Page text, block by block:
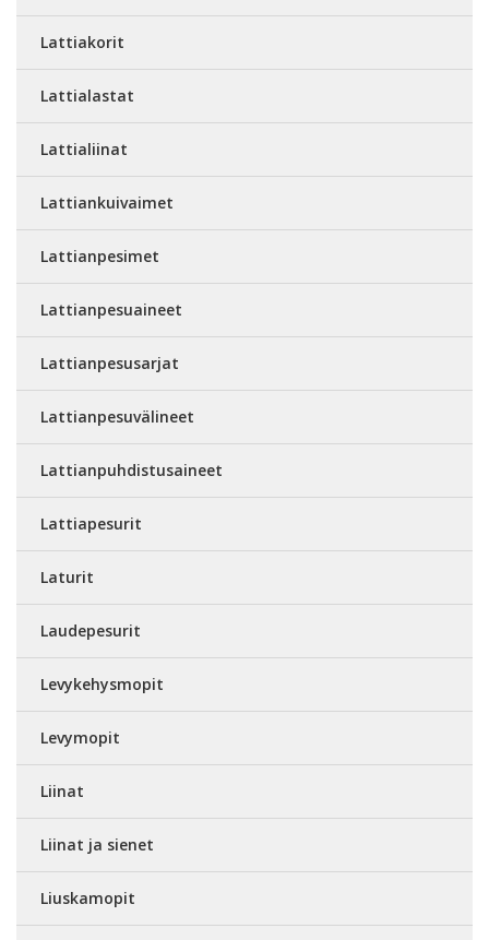
Lattiakorit
Lattialastat
Lattialiinat
Lattiankuivaimet
Lattianpesimet
Lattianpesuaineet
Lattianpesusarjat
Lattianpesuvälineet
Lattianpuhdistusaineet
Lattiapesurit
Laturit
Laudepesurit
Levykehysmopit
Levymopit
Liinat
Liinat ja sienet
Liuskamopit